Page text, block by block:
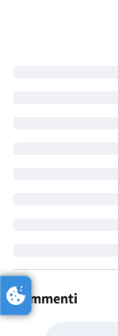
Commenti